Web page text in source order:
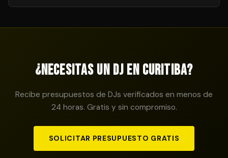
¿Necesitas un DJ en Curitiba?
Recibe presupuestos de DJs verificados en menos de
24 horas. Gratis y sin compromiso.
SOLICITAR PRESUPUESTO GRATIS